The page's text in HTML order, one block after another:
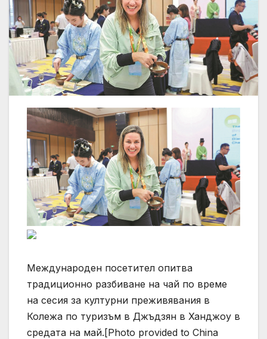
Международен посетител опитва
традиционно разбиване на чай по време
на сесия за културни преживявания в
Колежа по туризъм в Джъдзян в Ханджоу в
средата на май.[Photo provided to China